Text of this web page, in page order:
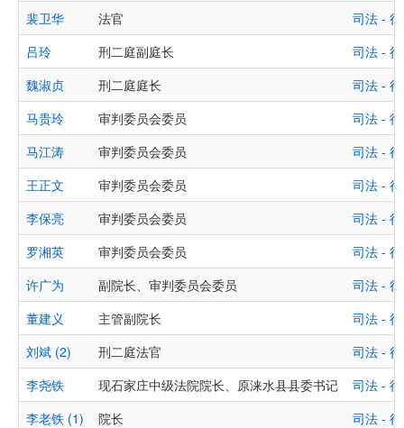
裴卫华
法官
司法 -
吕玲
刑二庭副庭长
司法 -
魏淑贞
刑二庭庭长
司法 -
马贵玲
审判委员会委员
司法 -
马江涛
审判委员会委员
司法 -
王正文
审判委员会委员
司法 -
李保亮
审判委员会委员
司法 -
罗湘英
审判委员会委员
司法 -
许广为
副院长、审判委员会委员
司法 -
董建义
主管副院长
司法 -
刘斌 (2)
刑二庭法官
司法 -
李尧铁
现石家庄中级法院院长、原涞水县县委书记
司法 -
李老铁 (1)
院长
司法 -